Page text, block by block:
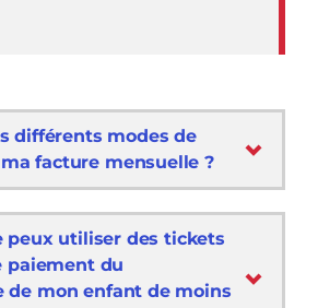
différents modes de
facture mensuelle ?
peux utiliser des tickets
paiement du
de mon enfant de moins